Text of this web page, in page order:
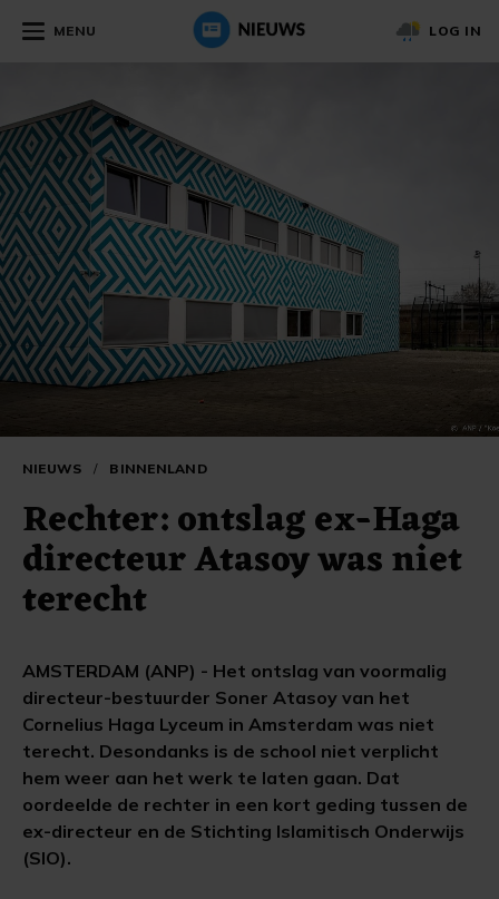
MENU LOG IN
NIEUWS / BINNENLAND
Rechter: ontslag ex-Haga
directeur Atasoy was niet
terecht
AMSTERDAM (ANP) - Het ontslag van voormalig
directeur-bestuurder Soner Atasoy van het
Cornelius Haga Lyceum in Amsterdam was niet
terecht. Desondanks is de school niet verplicht
hem weer aan het werk te laten gaan. Dat
oordeelde de rechter in een kort geding tussen de
ex-directeur en de Stichting Islamitisch Onderwijs
(SIO).